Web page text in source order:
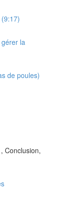
la
de poules)
Conclusion,